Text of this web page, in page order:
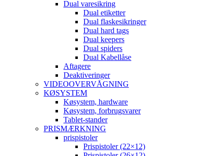
Dual varesikring
Dual etiketter
Dual flaskesikringer
Dual hard tags
Dual keepers
Dual spiders
Dual Kabellåse
Aftagere
Deaktiveringer
VIDEOOVERVÅGNING
KØSYSTEM
Køsystem, hardware
Køsystem, forbrugsvarer
Tablet-stander
PRISMÆRKNING
prispistoler
Prispistoler (22×12)